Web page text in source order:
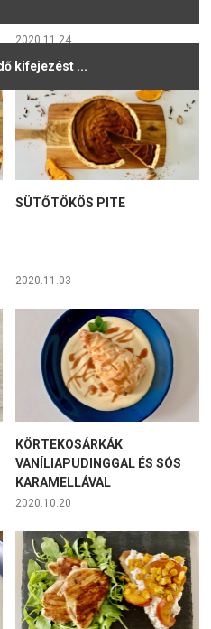
2020.11.24
SÜTŐTÖKÖS PITE
2020.11.03
KÖRTEKOSÁRKÁK
VANÍLIAPUDINGGAL ÉS SÓS
KARAMELLÁVAL
2020.10.20